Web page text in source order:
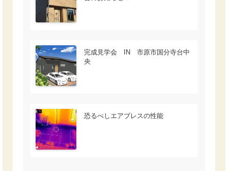
完成見学会 IN 市原市国分寺台中
央
恐るべしエアブレスの性能